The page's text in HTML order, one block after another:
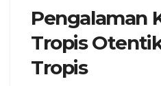
Pengalaman
Tropis
Tropis